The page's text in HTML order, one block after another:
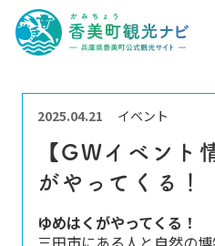
香
美
町
美
町
【GWイベント
がやってくる！
2025.04.21 イベント
ゆめはくがやってくる！